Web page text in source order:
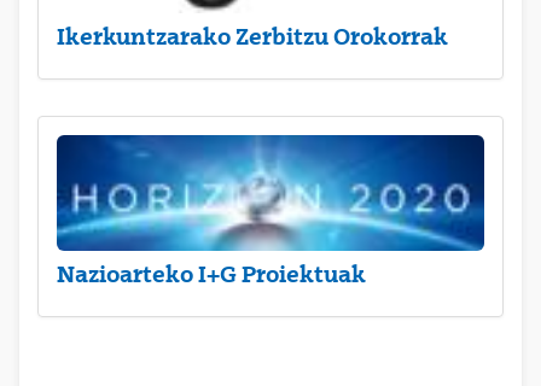
Ikerkuntzarako Zerbitzu Orokorrak
Nazioarteko I+G Proiektuak